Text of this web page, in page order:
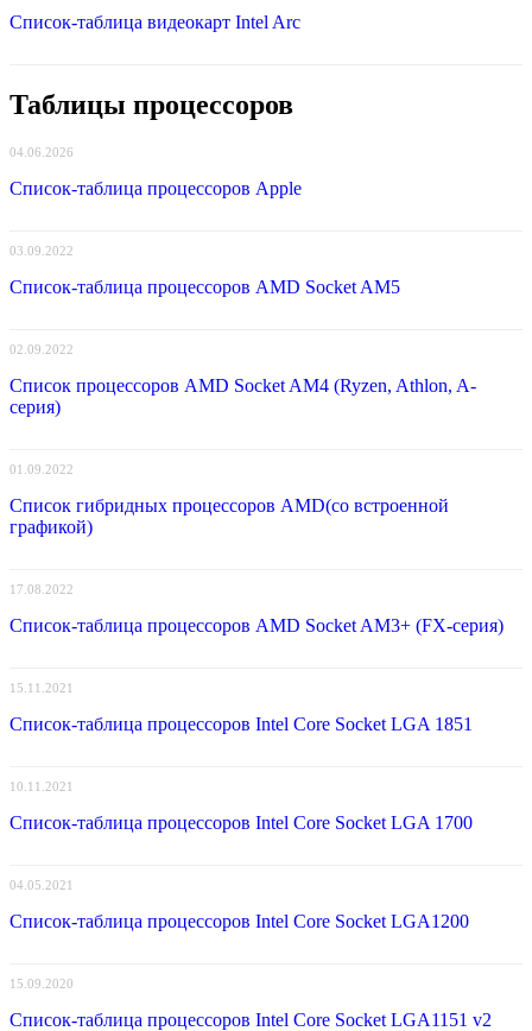
Список-таблица видеокарт Intel Arc
Таблицы процессоров
04.06.2026
Список-таблица процессоров Apple
03.09.2022
Список-таблица процессоров AMD Socket AM5
02.09.2022
Список процессоров AMD Socket AM4 (Ryzen, Athlon, A-
серия)
01.09.2022
Список гибридных процессоров AMD(со встроенной
графикой)
17.08.2022
Список-таблица процессоров AMD Socket AM3+ (FX-серия)
15.11.2021
Список-таблица процессоров Intel Core Socket LGA 1851
10.11.2021
Список-таблица процессоров Intel Core Socket LGA 1700
04.05.2021
Список-таблица процессоров Intel Core Socket LGA1200
15.09.2020
Список-таблица процессоров Intel Core Socket LGA1151 v2